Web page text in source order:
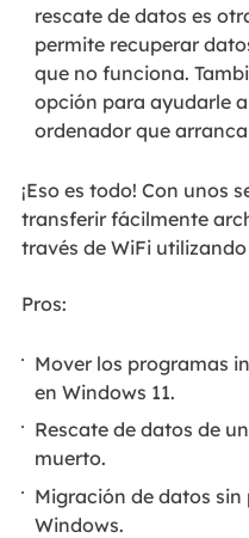
rescate de datos es
permite recuperar
que no funciona.
opción para ayudarle
ordenador que
¡Eso es todo! Con unos
transferir fácilmente
través de WiFi utilizando
Pros:
Mover los programas
en Windows 11.
Rescate de datos de
muerto.
Migración de datos sin
Windows.